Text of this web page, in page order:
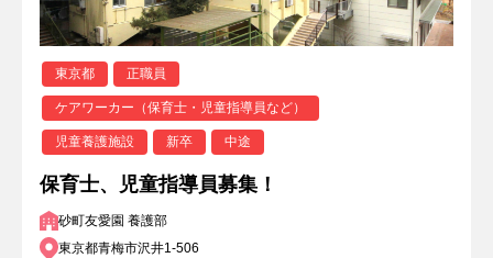
東京都 正職員
ケアワーカー（保育士・児童指導員など）
児童養護施設 新卒 中途
保育士、児童指導員募集！
砂町友愛園 養護部
東京都青梅市沢井1-506